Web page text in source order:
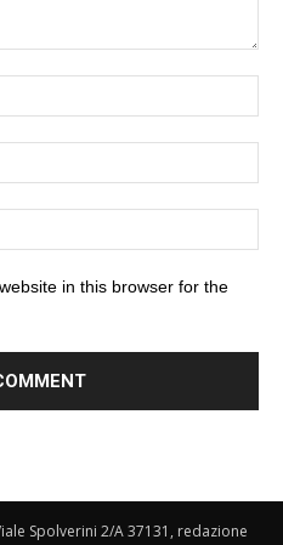
in this browser for the
Spolverini 2/A 37131, redazione